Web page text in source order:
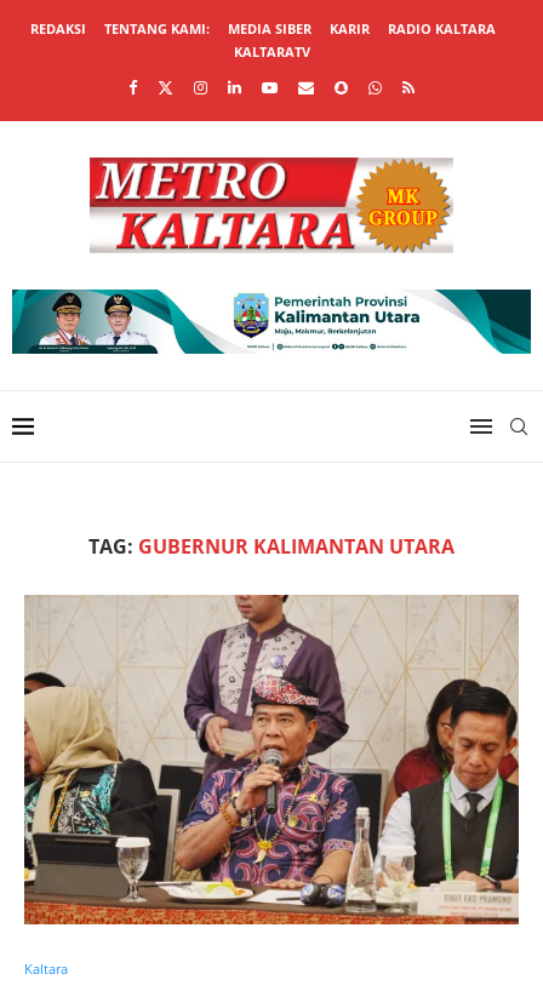
REDAKSI TENTANG KAMI: MEDIA SIBER KARIR
RADIO KALTARA
KALTARATV
TAG: GUBERNUR KALIMANTAN UTARA
Kaltara